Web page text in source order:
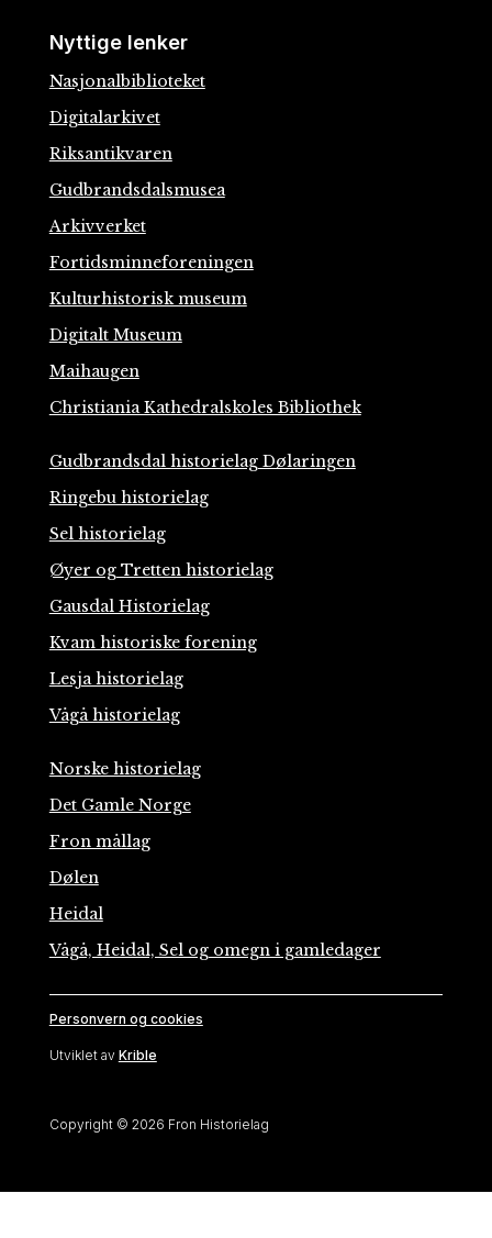
Nyttige lenker
Nasjonalbiblioteket
Digitalarkivet
Riksantikvaren
Gudbrandsdalsmusea
Arkivverket
Fortidsminneforeningen
Kulturhistorisk museum
Digitalt Museum
Maihaugen
Christiania Kathedralskoles Bibliothek
Gudbrandsdal historielag Dølaringen
Ringebu historielag
Sel historielag
Øyer og Tretten historielag
Gausdal Historielag
Kvam historiske forening
Lesja historielag
Vågå historielag
Norske historielag
Det Gamle Norge
Fron mållag
Dølen
Heidal
Vågå, Heidal, Sel og omegn i gamledager
Personvern og cookies
Utviklet av Krible
Copyright © 2026 Fron Historielag